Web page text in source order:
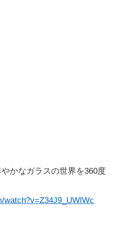
かなガラスの世界を360度
watch?v=Z34J9_UWlWc